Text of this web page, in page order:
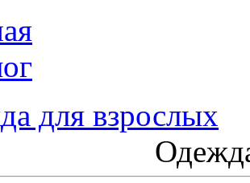
для взрослых